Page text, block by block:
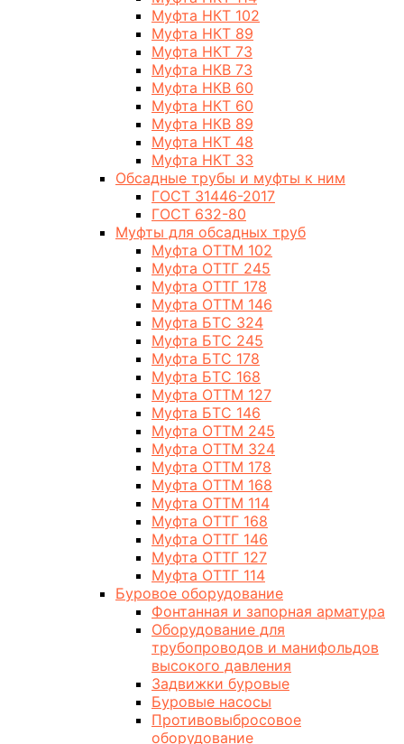
Муфта НКТ 102
Муфта НКТ 89
Муфта НКТ 73
Муфта НКВ 73
Муфта НКВ 60
Муфта НКТ 60
Муфта НКВ 89
Муфта НКТ 48
Муфта НКТ 33
Обсадные трубы и муфты к ним
ГОСТ 31446-2017
ГОСТ 632-80
Муфты для обсадных труб
Муфта ОТТМ 102
Муфта ОТТГ 245
Муфта ОТТГ 178
Муфта ОТТМ 146
Муфта БТС 324
Муфта БТС 245
Муфта БТС 178
Муфта БТС 168
Муфта ОТТМ 127
Муфта БТС 146
Муфта ОТТМ 245
Муфта ОТТМ 324
Муфта ОТТМ 178
Муфта ОТТМ 168
Муфта ОТТМ 114
Муфта ОТТГ 168
Муфта ОТТГ 146
Муфта ОТТГ 127
Муфта ОТТГ 114
Буровое оборудование
Фонтанная и запорная арматура
Оборудование для
трубопроводов и манифольдов
высокого давления
Задвижки буровые
Буровые насосы
Противовыбросовое
оборудование